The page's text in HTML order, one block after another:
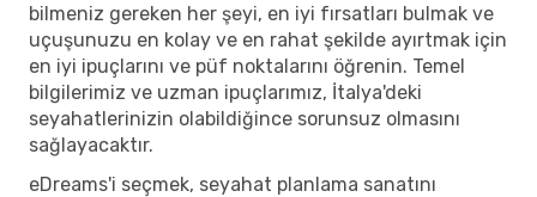
bilmeniz gereken her şeyi, en iyi fırsatları bulmak ve
uçuşunuzu en kolay ve en rahat şekilde ayırtmak için
en iyi ipuçlarını ve püf noktalarını öğrenin. Temel
bilgilerimiz ve uzman ipuçlarımız, İtalya'deki
seyahatlerinizin olabildiğince sorunsuz olmasını
sağlayacaktır.
eDreams'i seçmek, seyahat planlama sanatını